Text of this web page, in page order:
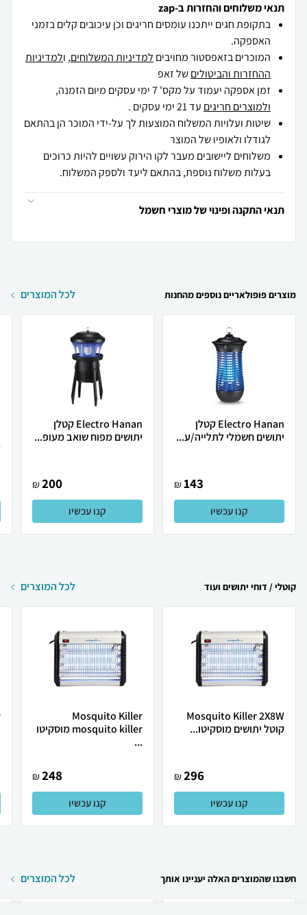
תנאי משלוחים והחזרות ב-zap
בתקופת חגים ייתכנו עומסים חריגים וכן עיכובים קלים בזמני
האספקה.
המוכרים בזאפסטור מחויבים למדיניות המשלוחים, ולמדיניות
ההחזרות והביטוליםשל זאפ
זמן אספקה יעמוד על מקס' 7 ימי עסקים מיום הזמנה,
ולמוצרים חריגים עד 21 ימי עסקים .
שיטות ועלויות המשלוח המוצעות לך על-ידי המוכר הן בהתאם
לגודלו ולאופיו של המוצר
משלוחים ליישובים מעבר לקו הירוק עשויים להיות כרוכים
בעלות משלוח נוספת, בהתאם ליעד ולספק המשלוח.
תנאי התקנה ופינוי של מוצרי חשמל
מוצרים פופולאריים נוספים מהחנות לכל המוצרים
Electro Hanan קטלן
יתושים חשמלי לתלייה/ע...
143
₪
קנו עכשיו
Electro Hanan קטלן
יתושים מפוח שואב מעופ...
200
₪
קנו עכשיו
קוטלי / דוחי יתושים ועוד לכל המוצרים
Mosquito Killer 2X8W
קוטל יתושים מוסקיטו...
296
₪
קנו עכשיו
Mosquito Killer
mosquito killer מוסקיטו
...
248
₪
קנו עכשיו
חשבנו שהמוצרים האלה יעניינו אותך לכל המוצרים